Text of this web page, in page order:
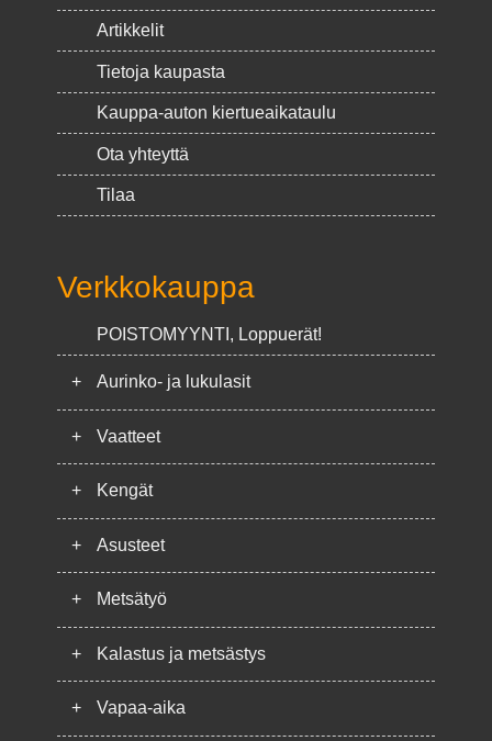
Artikkelit
Tietoja kaupasta
Kauppa-auton kiertueaikataulu
Ota yhteyttä
Tilaa
Verkkokauppa
POISTOMYYNTI, Loppuerät!
+ Aurinko- ja lukulasit
+ Vaatteet
+ Kengät
+ Asusteet
+ Metsätyö
+ Kalastus ja metsästys
+ Vapaa-aika